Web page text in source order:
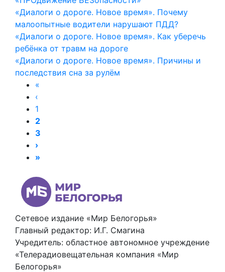
«Диалоги о дороге. Новое время». Почему
малоопытные водители нарушают ПДД?
«Диалоги о дороге. Новое время». Как уберечь
ребёнка от травм на дороге
«Диалоги о дороге. Новое время». Причины и
последствия сна за рулём
«
‹
1
2
3
›
»
Сетевое издание «Мир Белогорья»
Главный редактор: И.Г. Смагина
Учредитель: областное автономное учреждение
«Телерадиовещательная компания «Мир
Белогорья»